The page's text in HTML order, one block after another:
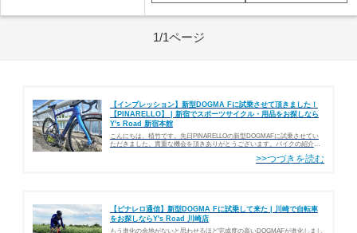
1/1ページ
【インプレッション】新型DOGMA Fに試乗させて頂きました！
【PINARELLO】 | 新宿でスポーツサイクル・用品をお探しなら
Y's Road 新宿本館
こんにちは、植竹です。先日PINARELLOの新型DOGMAFに試乗させてい
ただきました。貴重な機会を頂きありがとうございます。バイクの紹介は
【ピナレロ通信】新型DOGMA Fに試乗して来た | 川崎で自転車
をお探しならY's Road 川崎店
もう進化の余地がないと思わせるほど完成度の高いDOGMAFが進化しまし